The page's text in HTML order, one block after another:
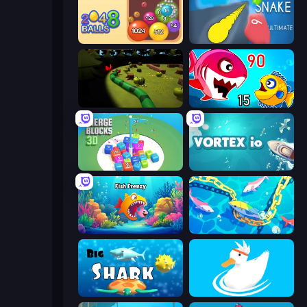
Crazy 2048 Balls Helix Snake
Axy Snake 3D Fish Eat Getting Big
Merge Blocks 3D Vortex.io
Fish Frenzy Deep Sea Duel
Big Shark Ducklings